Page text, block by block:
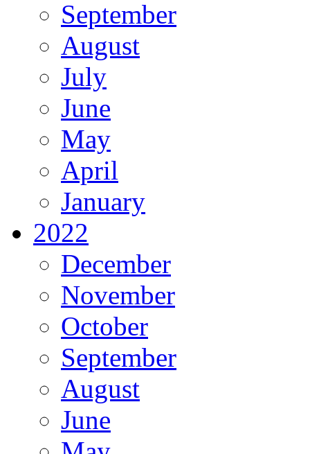
September
August
July
June
May
April
January
2022
December
November
October
September
August
June